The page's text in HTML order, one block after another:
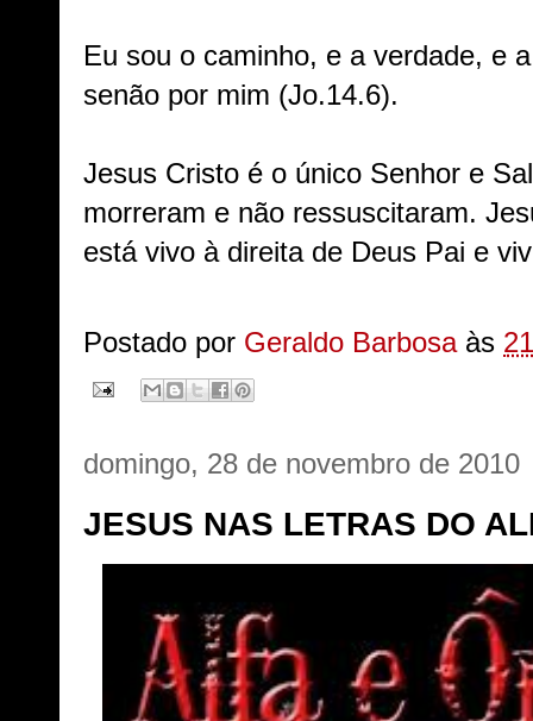
Eu sou o caminho, e a verdade, e
senão por mim (Jo.14.6).
Jesus Cristo é o único Senhor e
morreram e não ressuscitaram.
está vivo à direita de Deus Pai e
Postado por Geraldo Barbosa às
domingo, 28 de novembro de 2010
JESUS NAS LETRAS DO